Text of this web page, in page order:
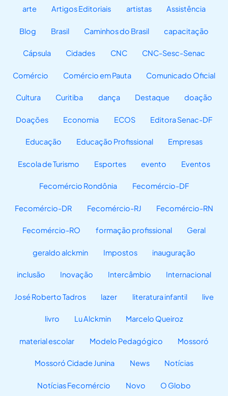
arte Artigos Editoriais artistas Assistência
Blog Brasil Caminhos do Brasil capacitação
Cápsula Cidades CNC CNC-Sesc-Senac
Comércio Comércio em Pauta Comunicado Oficial
Cultura Curitiba dança Destaque doação
Doações Economia ECOS Editora Senac-DF
Educação Educação Profissional Empresas
Escola de Turismo Esportes evento Eventos
Fecomércio Rondônia Fecomércio-DF
Fecomércio-DR Fecomércio-RJ Fecomércio-RN
Fecomércio-RO formação profissional Geral
geraldo alckmin Impostos inauguração
inclusão Inovação Intercâmbio Internacional
José Roberto Tadros lazer literatura infantil live
livro Lu Alckmin Marcelo Queiroz
material escolar Modelo Pedagógico Mossoró
Mossoró Cidade Junina News Notícias
Notícias Fecomércio Novo O Globo